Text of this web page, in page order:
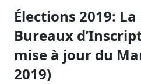
Élections 2019:
Bureaux
mise à jour du
2019)